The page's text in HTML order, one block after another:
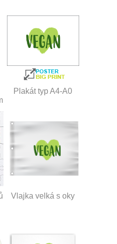
Plakát typ A4-A0
Vlajka velká s oky